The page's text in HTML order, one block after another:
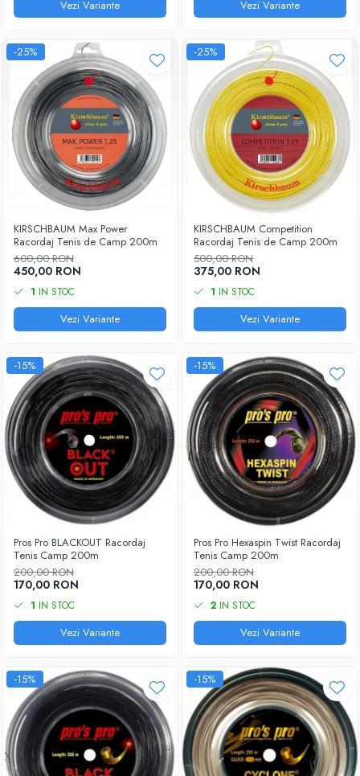
Vezi Variante
Vezi Variante
-25%
KIRSCHBAUM Max Power
Racordaj Tenis de Camp 200m
600,00 RON
450,00 RON
1 IN STOC
Vezi Variante
-25%
KIRSCHBAUM Competition
Racordaj Tenis de Camp 200m
500,00 RON
375,00 RON
1 IN STOC
Vezi Variante
-15%
Pros Pro BLACKOUT Racordaj
Tenis Camp 200m
200,00 RON
170,00 RON
1 IN STOC
Vezi Variante
-15%
Pros Pro Hexaspin Twist Racordaj
Tenis Camp 200m
200,00 RON
170,00 RON
2 IN STOC
Vezi Variante
-15% -15%